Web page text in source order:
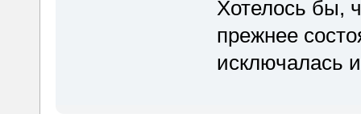
Хотелось бы,
прежнее
исключалась